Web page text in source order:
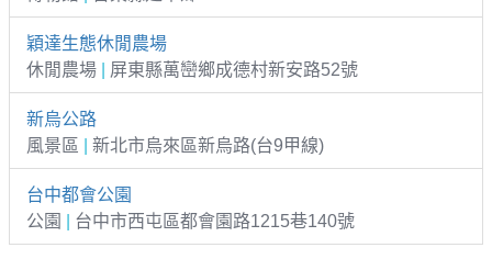
穎達生態休閒農場
休閒農場
屏東縣萬巒鄉成德村新安路52號
新烏公路
風景區
新北市烏來區新烏路(台9甲線)
台中都會公園
公園
台中市西屯區都會園路1215巷140號